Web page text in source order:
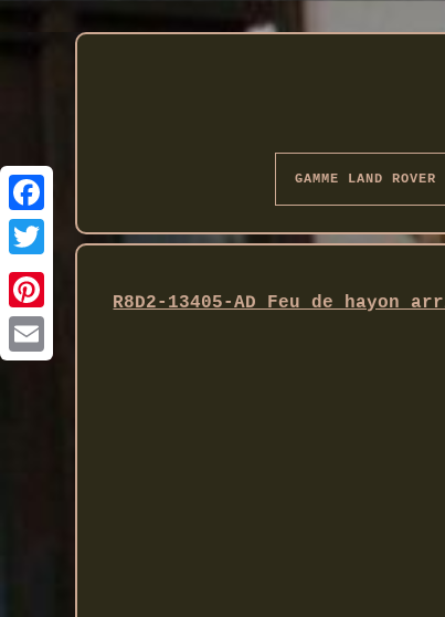
Twitter
GAMME LAND ROVER
R8D2-13405-AD Feu de hayon